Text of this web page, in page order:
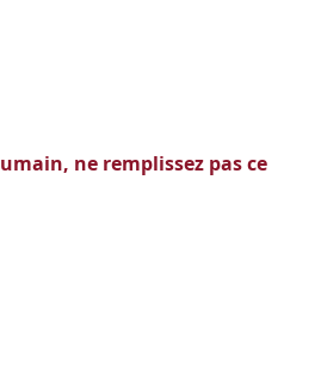
ne remplissez pas ce